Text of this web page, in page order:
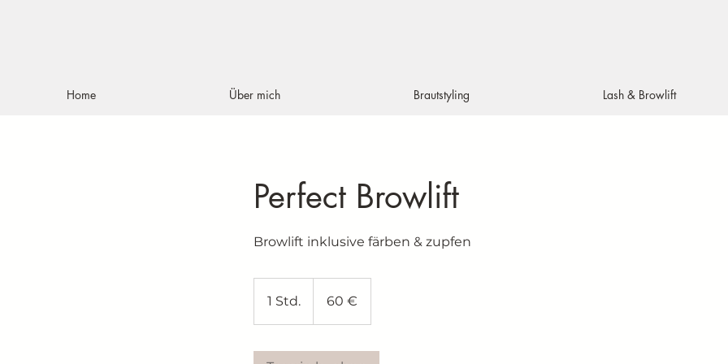
Home Über mich Brautstyling Lash & Browlift
Perfect Browlift
Browlift inklusive färben & zupfen
1 Std.
S
d
60 €